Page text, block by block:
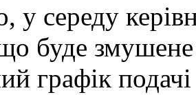
у середу
буде
графік